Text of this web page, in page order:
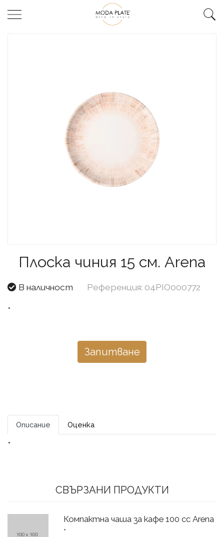
Плоска чиния 15 см. Arena
В наличност Референция: 04PIO000772
*
Запитване
Описание Оценка
*
СВЪРЗАНИ ПРОДУКТИ
Компактна чаша за кафе 100 сс Arena
*